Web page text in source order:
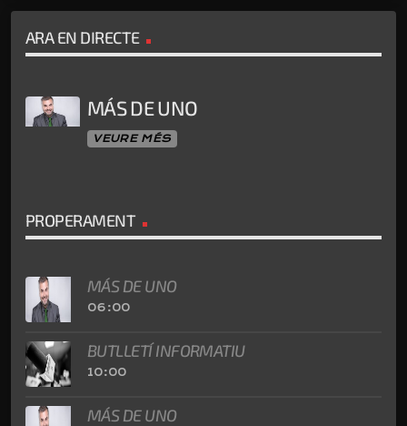
ARA EN DIRECTE
MÁS DE UNO
VEURE MÉS
PROPERAMENT
MÁS DE UNO
06:00
BUTLLETÍ INFORMATIU
10:00
MÁS DE UNO